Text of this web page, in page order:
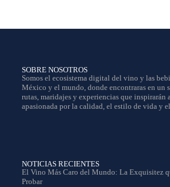
SOBRE NOSOTROS
Somos el ecosistema digital del vino y las
México y el mundo, donde encontraras en un
rutas, maridajes y experiencias que inspirarán
apasionada por la calidad, el estilo de vida y
NOTICIAS RECIENTES
El Vino Más Caro del Mundo: La Exquisitez
Probar